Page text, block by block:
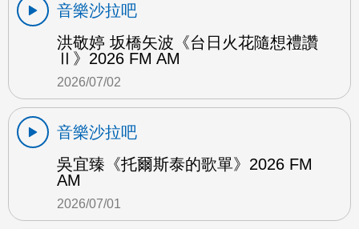
音樂沙拉吧
洪敬婷 坂橋矢波《台日火花隨想禮讚
Ⅱ》2026 FM AM
2026/07/02
音樂沙拉吧
吳宜臻《托爾斯泰的歌單》2026 FM
AM
2026/07/01